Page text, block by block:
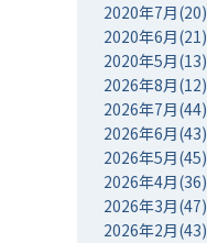
2020年7月(20)
2020年6月(21)
2020年5月(13)
2026年8月(12)
2026年7月(44)
2026年6月(43)
2026年5月(45)
2026年4月(36)
2026年3月(47)
2026年2月(43)